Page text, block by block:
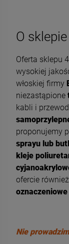
O sklepie
Oferta sklepu
wysokiej
włoskiej firmy
niezastąpione
kabli i
proponujemy
sprayu lub
kleje
ofercie
Nie